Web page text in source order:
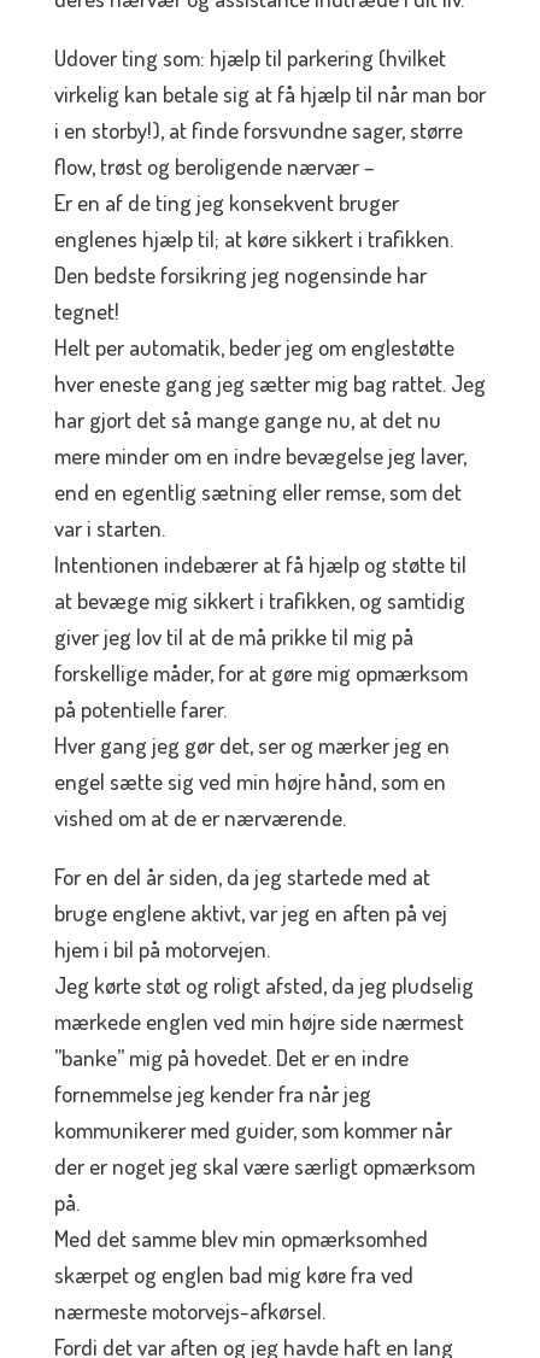
Udover ting som: hjælp til parkering (hvilket
virkelig kan betale sig at få hjælp til når man bor
i en storby!), at finde forsvundne sager, større
flow, trøst og beroligende nærvær –
Er en af de ting jeg konsekvent bruger
englenes hjælp til; at køre sikkert i trafikken.
Den bedste forsikring jeg nogensinde har
tegnet!
Helt per automatik, beder jeg om englestøtte
hver eneste gang jeg sætter mig bag rattet. Jeg
har gjort det så mange gange nu, at det nu
mere minder om en indre bevægelse jeg laver,
end en egentlig sætning eller remse, som det
var i starten.
Intentionen indebærer at få hjælp og støtte til
at bevæge mig sikkert i trafikken, og samtidig
giver jeg lov til at de må prikke til mig på
forskellige måder, for at gøre mig opmærksom
på potentielle farer.
Hver gang jeg gør det, ser og mærker jeg en
engel sætte sig ved min højre hånd, som en
vished om at de er nærværende.
For en del år siden, da jeg startede med at
bruge englene aktivt, var jeg en aften på vej
hjem i bil på motorvejen.
Jeg kørte støt og roligt afsted, da jeg pludselig
mærkede englen ved min højre side nærmest
”banke” mig på hovedet. Det er en indre
fornemmelse jeg kender fra når jeg
kommunikerer med guider, som kommer når
der er noget jeg skal være særligt opmærksom
på.
Med det samme blev min opmærksomhed
skærpet og englen bad mig køre fra ved
nærmeste motorvejs-afkørsel.
Fordi det var aften og jeg havde haft en lang